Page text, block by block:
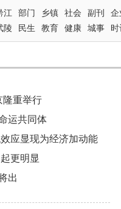
江 部门 乡镇 社会 副刊
企
陵
民生 教育 健康 城事 时
隆重举行
运共同体
应显现为经济加动能
更明显
出